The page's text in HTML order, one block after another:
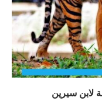
لابن سيرين